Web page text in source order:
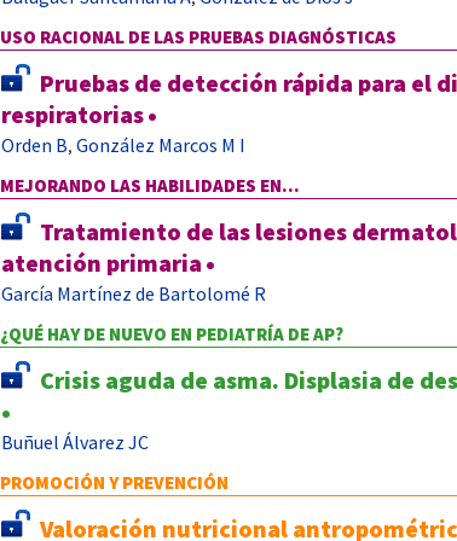
USO RACIONAL DE LAS PRUEBAS DIAGNÓSTICAS
Pruebas de detección rápida para el
respiratorias•
Orden B, González Marcos M I
MEJORANDO LAS HABILIDADES EN...
Tratamiento de las lesiones
atención primaria •
García Martínez de Bartolomé R
¿QUÉ HAY DE NUEVO EN PEDIATRÍA DE AP?
Crisis aguda de asma. Displasia de
•
Buñuel Álvarez JC
PROMOCIÓN Y PREVENCIÓN
Valoración nutricional